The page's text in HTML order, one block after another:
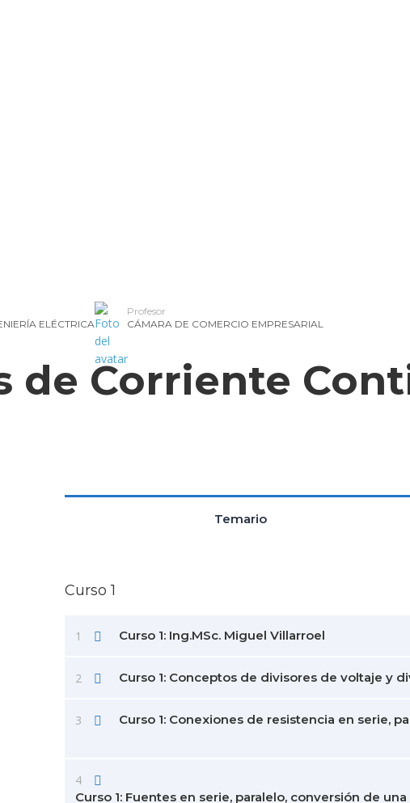
Personal Trainig
ELÉCTRICA
Profesor
CÁMARA DE COMERCIO EMPRESARIAL
de Corriente
Temario
Curso 1
1 Curso 1: Ing.MSc. Miguel Villarroel
2 Curso 1: Conceptos de divisores de voltaje y
3
Curso 1: Conexiones de resistencia en serie,
4
Curso 1: Fuentes en serie, paralelo, conversión de